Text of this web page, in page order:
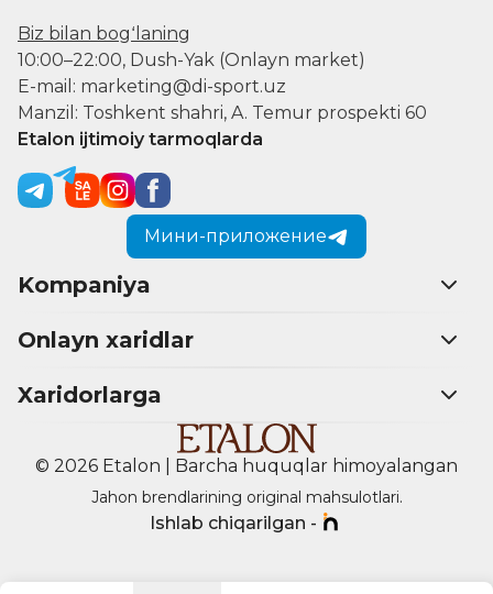
Biz bilan bogʻlaning
10:00–22:00, Dush-Yak (Onlayn market)
E-mail: marketing@di-sport.uz
Manzil: Toshkent shahri, A. Temur prospekti 60
Etalon ijtimoiy tarmoqlarda
Мини-приложение
Kompaniya
Onlayn xaridlar
Xaridorlarga
© 2026 Etalon | Barcha huquqlar himoyalangan
Jahon brendlarining original mahsulotlari.
Ishlab chiqarilgan -